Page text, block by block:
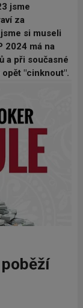
jsme
za
si museli
2024 má na
a při současné
"cinknout".